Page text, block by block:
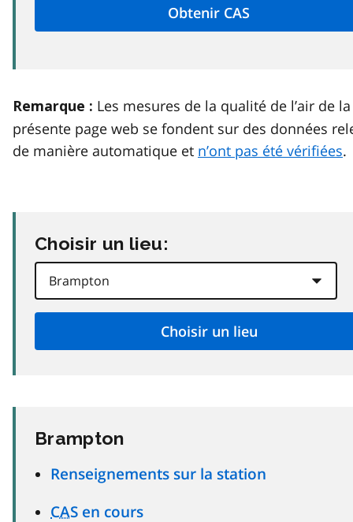
Remarque : Les mesures de la qualité de l’air de la
présente page web se fondent sur des données
de manière automatique et n’ont pas été vérifiées.
Choisir un lieu:
Brampton
Renseignements sur la station
CAS en cours